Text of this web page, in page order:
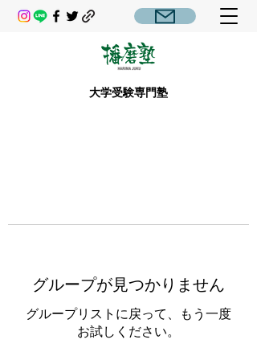
大学受験専門塾
グループが見つかりません
グループリストに戻って、もう一度
お試しください。